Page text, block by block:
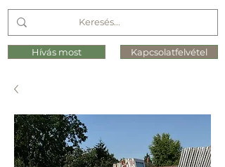
Hívás most Kapcsolatfelvétel